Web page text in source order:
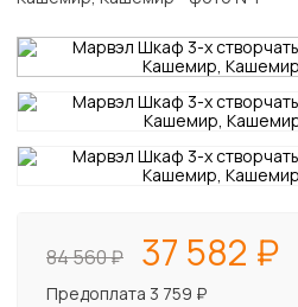
84 560 37 582
Предоплата 3 759 ₽